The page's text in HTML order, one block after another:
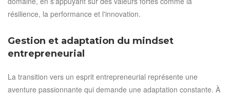
résilience, la performance et l'innovation.
Gestion et adaptation du mindset
entrepreneurial
La transition vers un esprit entrepreneurial représente une
aventure passionnante qui demande une adaptation constante. À